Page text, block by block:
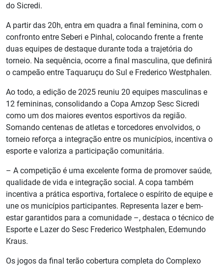
do Sicredi.
A partir das 20h, entra em quadra a final feminina, com o
confronto entre Seberi e Pinhal, colocando frente a frente
duas equipes de destaque durante toda a trajetória do
torneio. Na sequência, ocorre a final masculina, que definirá
o campeão entre Taquaruçu do Sul e Frederico Westphalen.
Ao todo, a edição de 2025 reuniu 20 equipes masculinas e
12 femininas, consolidando a Copa Amzop Sesc Sicredi
como um dos maiores eventos esportivos da região.
Somando centenas de atletas e torcedores envolvidos, o
torneio reforça a integração entre os municípios, incentiva o
esporte e valoriza a participação comunitária.
– A competição é uma excelente forma de promover saúde,
qualidade de vida e integração social. A copa também
incentiva a prática esportiva, fortalece o espírito de equipe e
une os municípios participantes. Representa lazer e bem-
estar garantidos para a comunidade –, destaca o técnico de
Esporte e Lazer do Sesc Frederico Westphalen, Edemundo
Kraus.
Os jogos da final terão cobertura completa do Complexo